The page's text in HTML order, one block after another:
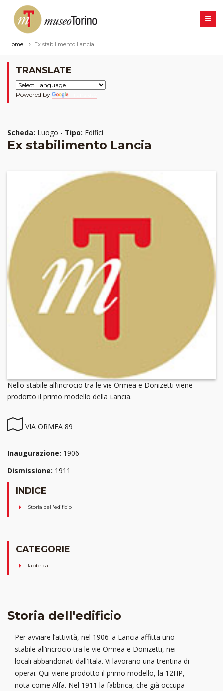
Home Ex stabilimento Lancia
TRANSLATE
Powered by
Scheda: Luogo - Tipo: Edifici
Ex stabilimento Lancia
Nello stabile all’incrocio tra le vie Ormea e Donizetti viene
prodotto il primo modello della Lancia.
VIA ORMEA 89
Inaugurazione: 1906
Dismissione: 1911
INDICE
Storia dell'edificio
CATEGORIE
fabbrica
Storia dell'edificio
Per avviare l’attività, nel 1906 la Lancia affitta uno
stabile all’incrocio tra le vie Ormea e Donizetti, nei
locali abbandonati dall’Itala. Vi lavorano una trentina di
operai. Qui viene prodotto il primo modello, la 12HP,
nota come Alfa. Nel 1911 la fabbrica, che già occupa